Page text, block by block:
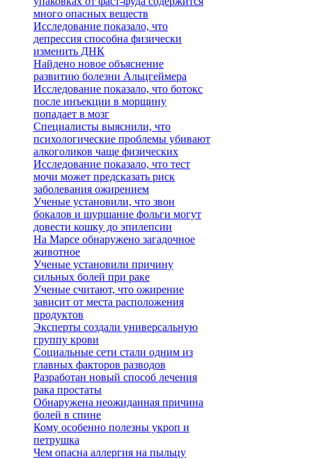
много опасных веществ
Исследование показало, что
депрессия способна физически
изменить ДНК
Найдено новое объяснение
развитию болезни Альцгеймера
Исследование показало, что ботокс
после инъекции в морщину
попадает в мозг
Специалисты выяснили, что
психологические проблемы убивают
алкоголиков чаще физических
Исследование показало, что тест
мочи может предсказать риск
заболевания ожирением
Ученые установили, что звон
бокалов и шуршание фольги могут
довести кошку до эпилепсии
На Марсе обнаружено загадочное
животное
Ученые установили причину
сильных болей при раке
Ученые считают, что ожирение
зависит от места расположения
продуктов
Эксперты создали универсальную
группу крови
Социальные сети стали одним из
главных факторов разводов
Разработан новый способ лечения
рака простаты
Обнаружена неожиданная причина
болей в спине
Кому особенно полезны укроп и
петрушка
Чем опасна аллергия на пыльцу